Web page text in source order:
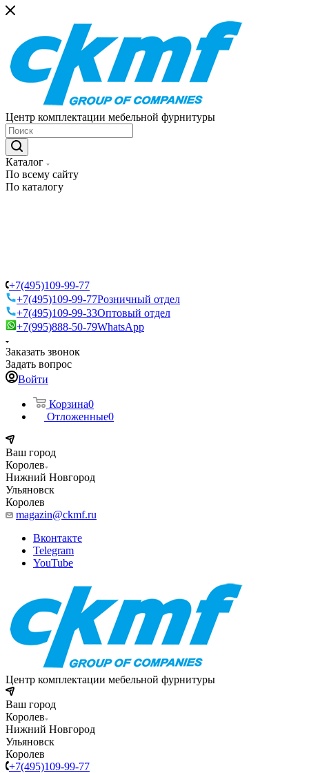
Центр комплектации мебельной фурнитуры
Каталог
По всему сайту
По каталогу
+7(495)109-99-77
+7(495)109-99-77Розничный отдел
+7(495)109-99-33Оптовый отдел
+7(995)888-50-79WhatsApp
Заказать звонок
Задать вопрос
Войти
Корзина0
Отложенные0
Ваш город
Королев
Нижний Новгород
Ульяновск
Королев
magazin@ckmf.ru
Вконтакте
Telegram
YouTube
Центр комплектации мебельной фурнитуры
Ваш город
Королев
Нижний Новгород
Ульяновск
Королев
+7(495)109-99-77